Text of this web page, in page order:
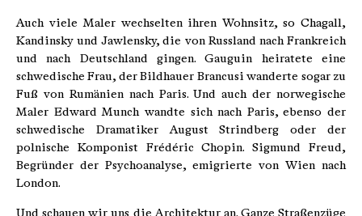
Auch viele Maler wechselten ihren Wohnsitz, so Chagall,
Kandinsky und Jawlensky, die von Russland nach Frankreich
und nach Deutschland gingen. Gauguin heiratete eine
schwedische Frau, der Bildhauer Brancusi wanderte sogar zu
Fuß von Rumänien nach Paris. Und auch der norwegische
Maler Edward Munch wandte sich nach Paris, ebenso der
schwedische Dramatiker August Strindberg oder der
polnische Komponist Frédéric Chopin. Sigmund Freud,
Begründer der Psychoanalyse, emigrierte von Wien nach
London.
Und schauen wir uns die Architektur an. Ganze Straßenzüge